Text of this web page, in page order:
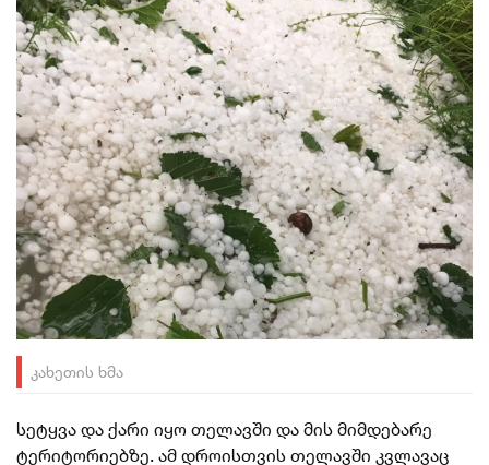
კახეთის ხმა
სეტყვა და ქარი იყო თელავში და მის მიმდებარე
ტერიტორიებზე. ამ დროისთვის თელავში კვლავაც